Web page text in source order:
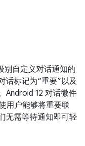
别自定义对话通知的
话标记为“重要”以及
Android 12 对话微件
用户能够将重要联
无需等待通知即可轻